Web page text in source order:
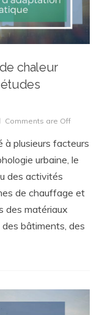
chaleur
Comments are Off
à plusieurs facteurs
urbaine, le
des activités
de chauffage et
des matériaux
bâtiments, des